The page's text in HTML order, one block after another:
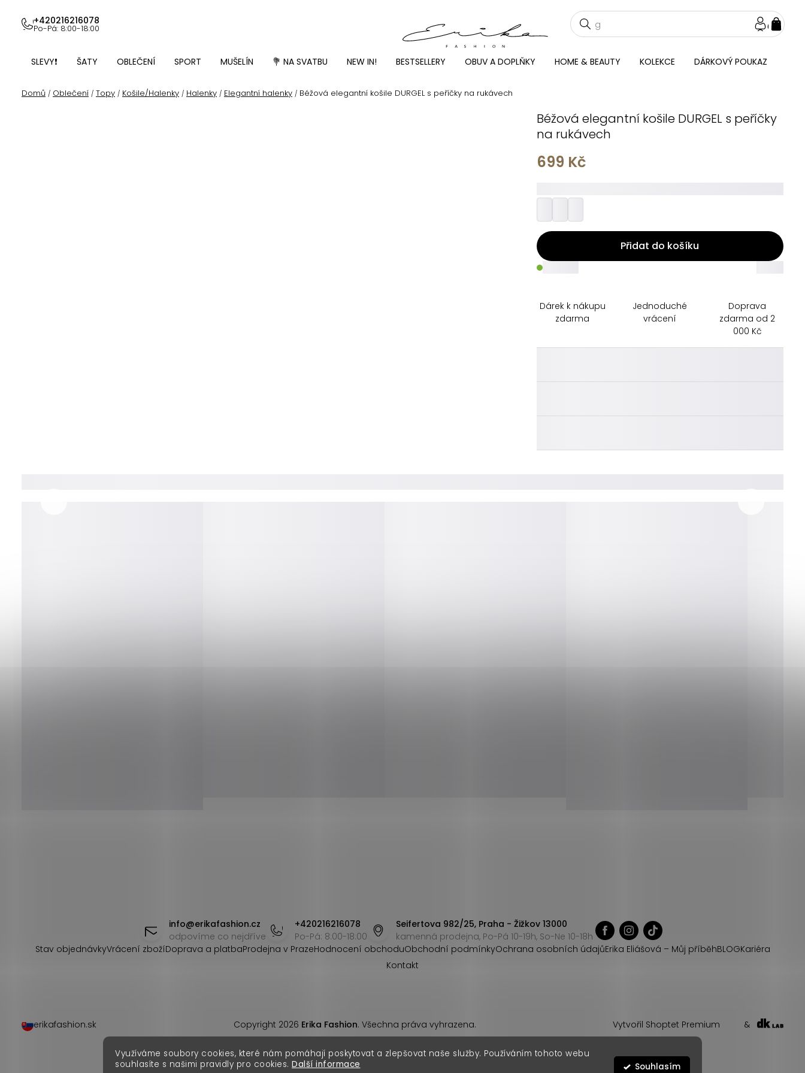
Využíváme soubory cookies, které nám pomáhají poskytovat a zlepšovat naše služby. Používáním tohoto webu
souhlasíte s našimi pravidly pro cookies. Další informace Souhlasím
obsah
+420216216078
Po-Pá: 8:00-18:00
SLEVY❗ ŠATY OBLEČENÍ SPORT MUŠELÍN 💐 NA SVATBU NEW IN! BESTSELLERY OBUV A DOPLŇKY HOME & BEAUTY KOLEKCE DÁRKOVÝ POUKAZ
Domů / Oblečení / Topy / Košile/Halenky / Halenky / Elegantní halenky / Béžová elegantní košile DURGEL s peříčky na rukávech
Béžová elegantní košile DURGEL s peříčky
na rukávech
699 Kč
Přidat do košíku
_____
Dárek k nákupu
zdarma
Jednoduché
vrácení
Doprava
zdarma od 2
000 Kč
info@erikafashion.cz
odpovíme co nejdříve
+420216216078
Po-Pá: 8:00-18:00
Seifertova 982/25, Praha - Žižkov 13000
kamenná prodejna, Po-Pá 10-19h, So-Ne 10-18h
Stav objednávkyVrácení zbožíDoprava a platbaProdejna v PrazeHodnocení obchoduObchodní podmínkyOchrana osobních údajůErika Eliášová – Můj příběhBLOGKariéra
Kontakt
Vytvořil Shoptet Premium &
Copyright 2026 Erika Fashion. Všechna práva vyhrazena.
erikafashion.sk